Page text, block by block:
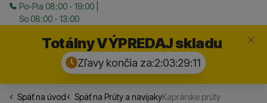
Po-Pia 08:00 - 19:00 |
So 08:00 - 13:00
Totálny VÝPREDAJ skladu
Zľavy končia za:2:03:29:10
Zavrieť
Späť na úvodRybarske.sk
Späť na Prúty a navijakyKaprárske prúty